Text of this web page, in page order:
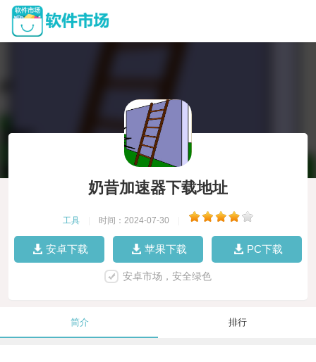
奶昔加速器下载地址
工具 时间：2024-07-30
安卓下载 苹果下载 PC下载
安卓市场，安全绿色
简介 排行